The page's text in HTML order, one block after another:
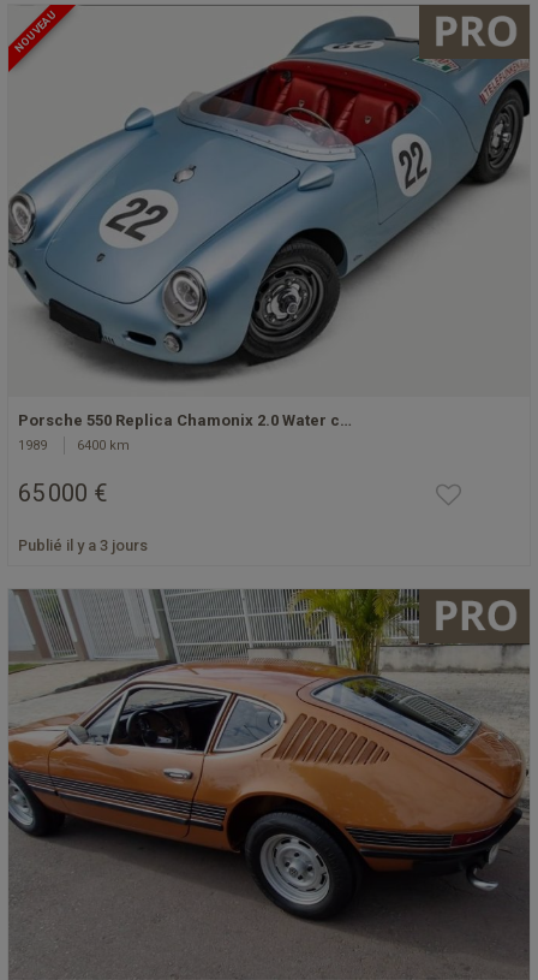
NOUVEAU
Porsche 550 Replica Chamonix 2.0 Water c…
1989 6400 km
65 000 €
Publié il y a 3 jours